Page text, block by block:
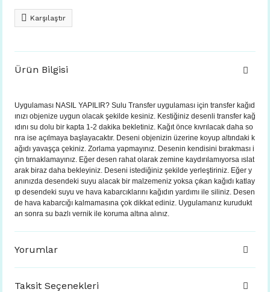
Karşılaştır
Ürün Bilgisi
Uygulaması NASIL YAPILIR? Sulu Transfer uygulaması için transfer kağıd
ınızı objenize uygun olacak şekilde kesiniz. Kestiğiniz desenli transfer kağ
ıdını su dolu bir kapta 1-2 dakika bekletiniz. Kağıt önce kıvrılacak daha so
nra ise açılmaya başlayacaktır. Deseni objenizin üzerine koyup altındaki k
ağıdı yavaşça çekiniz. Zorlama yapmayınız. Desenin kendisini bırakması i
çin tırnaklamayınız. Eğer desen rahat olarak zemine kaydırılamıyorsa ıslat
arak biraz daha bekleyiniz. Deseni istediğiniz şekilde yerleştiriniz. Eğer y
anınızda desendeki suyu alacak bir malzemeniz yoksa çıkan kağıdı katlay
ıp desendeki suyu ve hava kabarcıklarını kağıdın yardımı ile siliniz. Desen
de hava kabarcığı kalmamasına çok dikkat ediniz. Uygulamanız kurudukt
an sonra su bazlı vernik ile koruma altına alınız.
Yorumlar
Taksit Seçenekleri